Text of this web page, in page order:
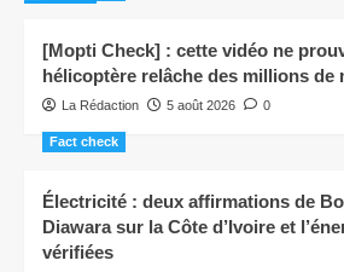
[Mopti Check] : cette vidéo ne
hélicoptère relâche des millions de
La Rédaction 5 août 2026 0
Fact check
Électricité : deux affirmations de
Diawara sur la Côte d’Ivoire et
vérifiées